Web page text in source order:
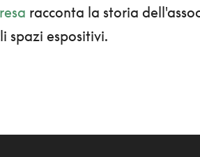
racconta la storia
spazi espositivi.